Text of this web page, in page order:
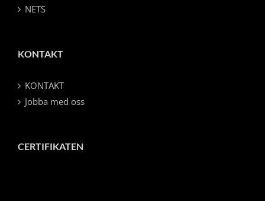
NETS
KONTAKT
KONTAKT
Jobba med oss
CERTIFIKATEN